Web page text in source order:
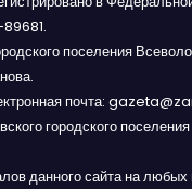
поселения
почта:
городского поселения
данного сайта на